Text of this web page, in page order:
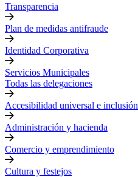
Transparencia
Plan de medidas antifraude
Identidad Corporativa
Servicios Municipales
Todas las delegaciones
Accesibilidad universal e inclusión
Administración y hacienda
Comercio y emprendimiento
Cultura y festejos